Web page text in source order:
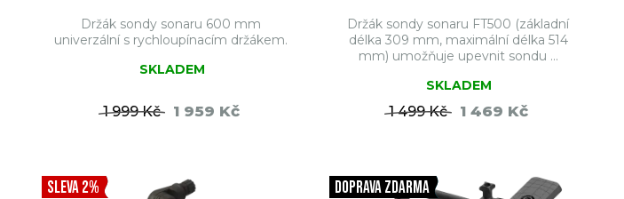
Držák sondy sonaru 600 mm
univerzální s rychloupínacím držákem.
SKLADEM
1 999 Kč 1 959 Kč
Držák sondy sonaru FT500 (základní
délka 309 mm, maximální délka 514
mm) umožňuje upevnit sondu ...
SKLADEM
1 499 Kč 1 469 Kč
SLEVA 2%
DOPRAVA ZDARMA